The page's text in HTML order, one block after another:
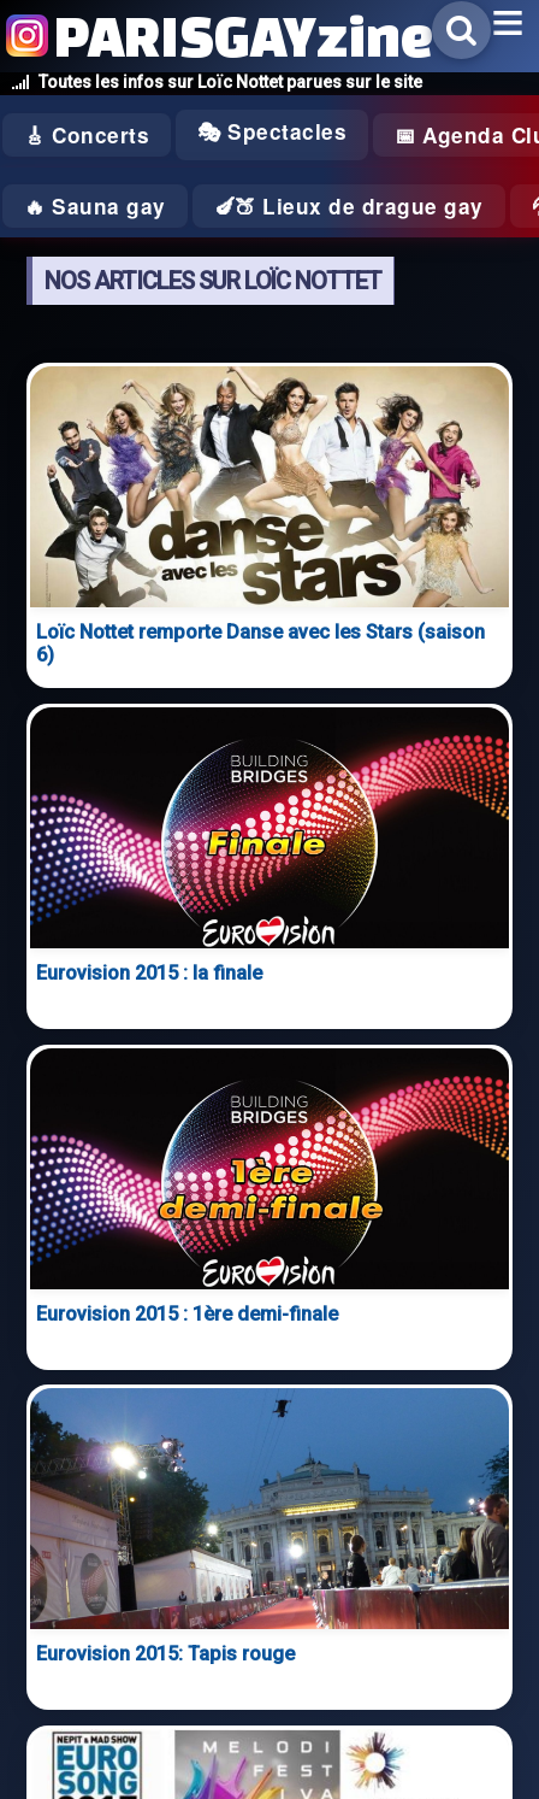
Toutes les infos sur Loïc Nottet parues sur le site
PARISGAYzine
🎸 Concerts 🎭 Spectacles 📅 Agenda
🔥 Sauna gay 🍆🍑 Lieux de drague gay
NOS ARTICLES SUR LOÏC NOTTET
Loïc Nottet remporte Danse avec les Stars (saison
6)
Eurovision 2015 : la finale
Eurovision 2015 : 1ère demi-finale
Eurovision 2015: Tapis rouge